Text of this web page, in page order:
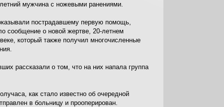
мужчина с ножевыми ранениями.
пострадавшему первую помощь,
сообщение о новой жертве, 20-летнем
который также получил многочисленные
рассказали о том, что на них напала группа
как стало известно об очередной
в больницу и прооперирован.